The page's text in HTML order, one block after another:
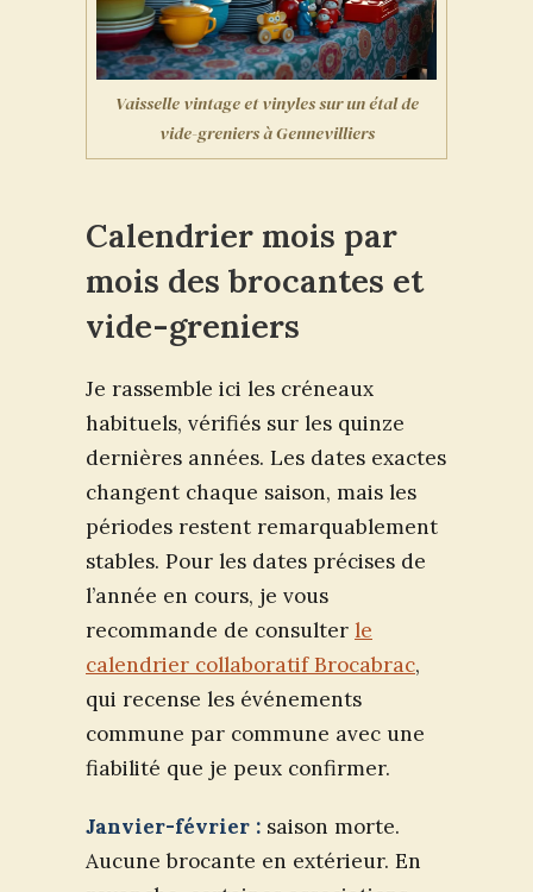
Vaisselle vintage et vinyles sur un étal de
vide-greniers à Gennevilliers
Calendrier mois par
mois des brocantes et
vide-greniers
Je rassemble ici les créneaux
habituels, vérifiés sur les quinze
dernières années. Les dates exactes
changent chaque saison, mais les
périodes restent remarquablement
stables. Pour les dates précises de
l’année en cours, je vous
recommande de consulter le
calendrier collaboratif Brocabrac,
qui recense les événements
commune par commune avec une
fiabilité que je peux confirmer.
Janvier-février : saison morte.
Aucune brocante en extérieur. En